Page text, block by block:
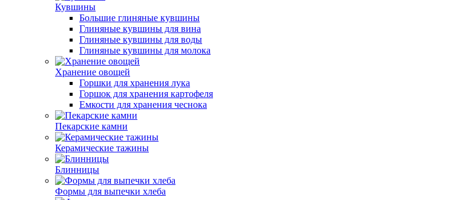
Кувшины
Большие глиняные кувшины
Глиняные кувшины для вина
Глиняные кувшины для воды
Глиняные кувшины для молока
Хранение овощей
Горшки для хранения лука
Горшок для хранения картофеля
Емкости для хранения чеснока
Пекарские камни
Керамические тажины
Блинницы
Формы для выпечки хлеба